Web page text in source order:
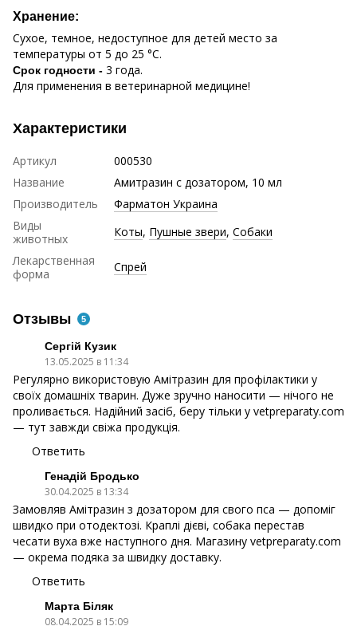
Хранение:
Сухое, темное, недоступное для детей место за
температуры от 5 до 25 °С.
Срок годности - 3 года.
Для применения в ветеринарной медицине!
Характеристики
Артикул
000530
Название
Амитразин с дозатором, 10 мл
Производитель
Фарматон Украина
Виды
животных
Коты, Пушные звери, Собаки
Лекарственная
форма
Спрей
Отзывы 5
Сергій Кузик
13.05.2025 в 11:34
Регулярно використовую Амітразин для профілактики у
своїх домашніх тварин. Дуже зручно наносити — нічого не
проливається. Надійний засіб, беру тільки у vetpreparaty.com
— тут завжди свіжа продукція.
Ответить
Генадій Бродько
30.04.2025 в 13:34
Замовляв Амітразин з дозатором для свого пса — допоміг
швидко при отодектозі. Краплі дієві, собака перестав
чесати вуха вже наступного дня. Магазину vetpreparaty.com
— окрема подяка за швидку доставку.
Ответить
Марта Біляк
08.04.2025 в 15:09